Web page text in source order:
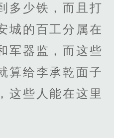
多少铁，而且打
城的百工分属在
军器监，而这些
算给李承乾面子
这些人能在这里